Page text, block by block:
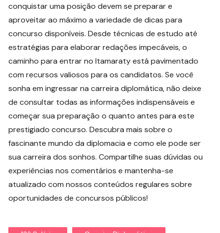
conquistar uma posição devem se preparar e
aproveitar ao máximo a variedade de dicas para
concurso disponíveis. Desde técnicas de estudo até
estratégias para elaborar redações impecáveis, o
caminho para entrar no Itamaraty está pavimentado
com recursos valiosos para os candidatos. Se você
sonha em ingressar na carreira diplomática, não deixe
de consultar todas as informações indispensáveis e
começar sua preparação o quanto antes para este
prestigiado concurso. Descubra mais sobre o
fascinante mundo da diplomacia e como ele pode ser
sua carreira dos sonhos. Compartilhe suas dúvidas ou
experiências nos comentários e mantenha-se
atualizado com nossos conteúdos regulares sobre
oportunidades de concursos públicos!